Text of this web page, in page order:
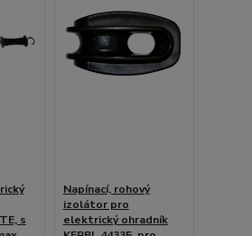
s
Napínací, rohový
izolátor pro
elektrický ohradník